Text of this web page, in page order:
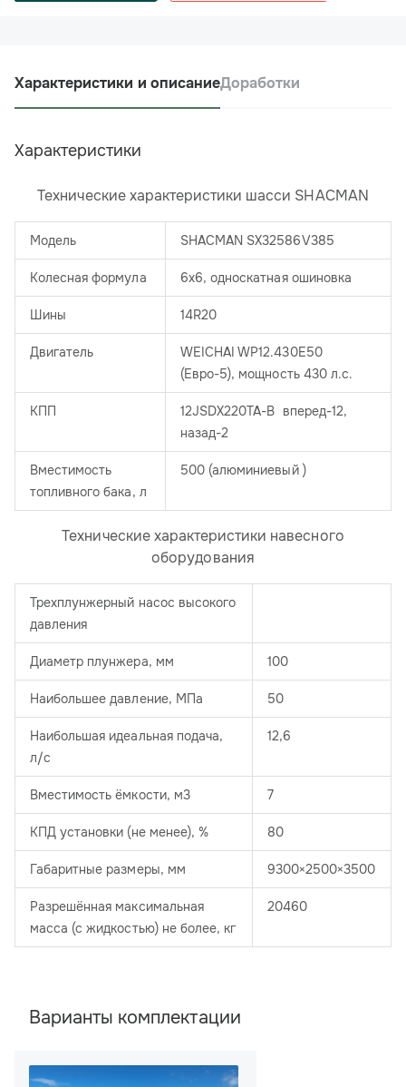
Характеристики и описаниеДоработки
Характеристики
Технические характеристики шасси SHACMAN
Модель SHACMAN SX32586V385
Колесная формула 6х6, односкатная ошиновка
Шины 14R20
Двигатель
WEICHAI WP12.430E50
(Евро-5), мощность 430 л.с.
КПП
12JSDX220TA-B вперед-12,
назад-2
Вместимость
топливного бака, л
500 (алюминиевый )
Технические характеристики навесного
оборудования
Трехплунжерный насос высокого
давления
Диаметр плунжера, мм 100
Наибольшее давление, МПа 50
Наибольшая идеальная подача,
л/с
12,6
Вместимость ёмкости, м3 7
КПД установки (не менее), % 80
Габаритные размеры, мм 9300×2500×3500
Разрешённая максимальная
масса (с жидкостью) не более, кг
20460
Варианты комплектации